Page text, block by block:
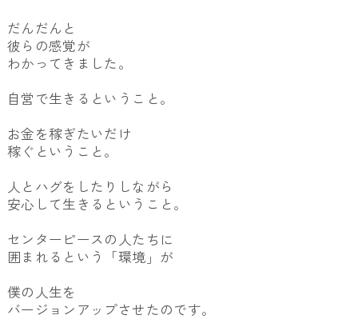
だんだんと
彼らの感覚が
わかってきました。
自営で生きるということ。
お金を稼ぎたいだけ
稼ぐということ。
人とハグをしたりしながら
安心して生きるということ。
センターピースの人たちに
囲まれるという「環境」が
僕の人生を
バージョンアップさせたのです。